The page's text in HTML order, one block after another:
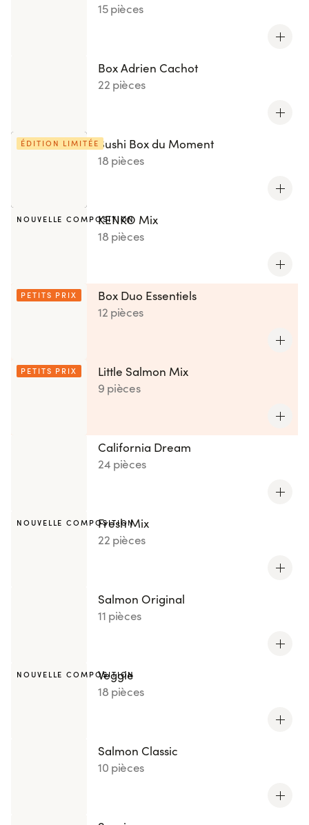
15 pièces
Box Adrien Cachot
22 pièces
ÉDITION LIMITÉE Sushi Box du Moment
18 pièces
NOUVELLE COMPOSITION
KENKO Mix
18 pièces
PETITS PRIX
Box Duo Essentiels
12 pièces
PETITS PRIX
Little Salmon Mix
9 pièces
California Dream
24 pièces
NOUVELLE COMPOSITION
Fresh Mix
22 pièces
Salmon Original
11 pièces
NOUVELLE COMPOSITION
Veggie
18 pièces
Salmon Classic
10 pièces